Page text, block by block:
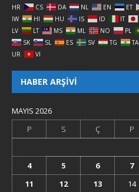
HR
CS DA NL EN ET
IW
HI HU IS ID IT
LV
LT MS ML NO PL
SK
SL ES SV TG TA
UR
VI
HABER ARŞIVI
MAYIS 2026
P
S Ç P
4
5 6 7
11
12 13 14